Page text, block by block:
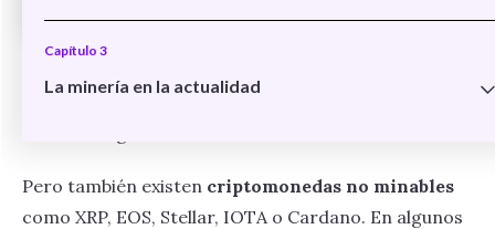
Criptomonedas minables y no minables
Capítulo 3
La minería en la actualidad
Rentabilidad de la minería y costos actuales
Pero también existen criptomonedas no minables
como XRP, EOS, Stellar, IOTA o Cardano. En algunos